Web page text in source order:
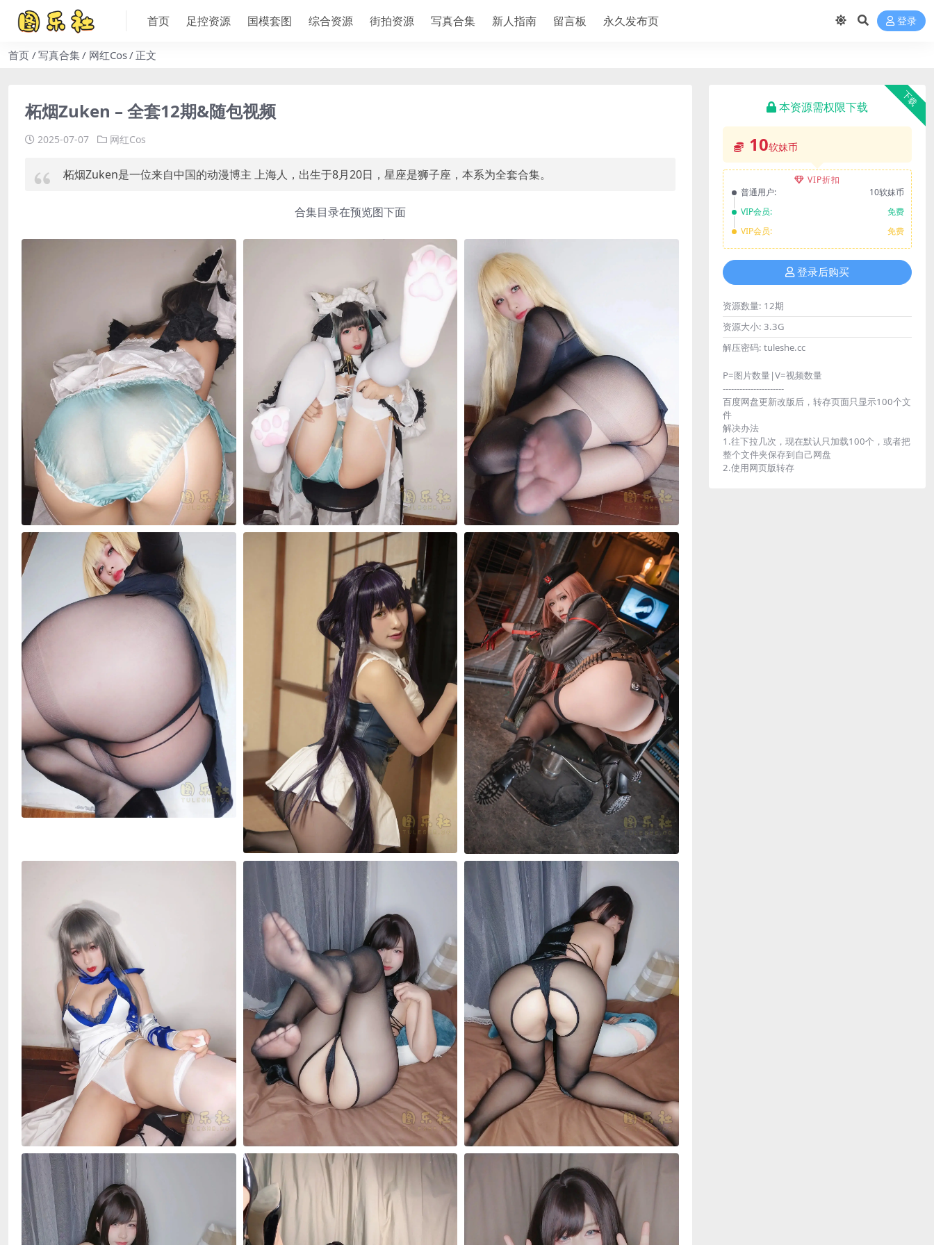
首页 足控资源 国模套图 综合资源 街拍资源 写真合集 新人指南 留言板 永久发布页 登录
首页 写真合集 网红Cos 正文
柘烟Zuken – 全套12期&随包视频
2025-07-07 网红Cos
柘烟Zuken是一位来自中国的动漫博主 上海人，出生于8月20日，星座是狮子座，本系为全套合集。
合集目录在预览图下面
下载
本资源需权限下载
10软妹币
VIP折扣
普通用户:
10软妹币
VIP会员:
免费
VIP会员:
免费
登录后购买
资源数量: 12期
资源大小: 3.3G
解压密码: tuleshe.cc
P=图片数量|V=视频数量
----------------------
百度网盘更新改版后，转存页面只显示100个文
件
解决办法
1.往下拉几次，现在默认只加载100个，或者把
整个文件夹保存到自己网盘
2.使用网页版转存